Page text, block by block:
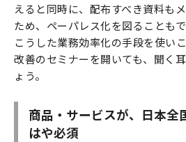
えると同時に、配布すべき資料も
ため、ペーパレス化を図ることもで
こうした業務効率化の手段を使い
改善のセミナーを開いても、聞く
ょう。
商品・サービスが、日本全
はや必須